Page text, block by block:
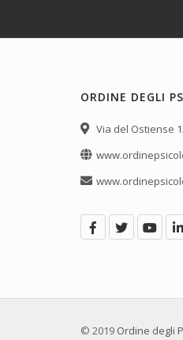
ORDINE DEGLI
Via del Ostiense
© 2019 Ordine degli